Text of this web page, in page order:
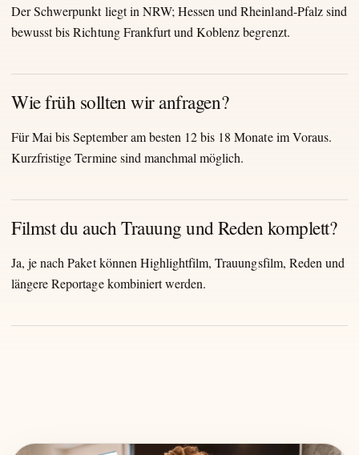
Der Schwerpunkt liegt in NRW; Hessen und Rheinland-Pfalz sind
bewusst bis Richtung Frankfurt und Koblenz begrenzt.
Wie früh sollten wir anfragen?
Für Mai bis September am besten 12 bis 18 Monate im Voraus.
Kurzfristige Termine sind manchmal möglich.
Filmst du auch Trauung und Reden komplett?
Ja, je nach Paket können Highlightfilm, Trauungsfilm, Reden und
längere Reportage kombiniert werden.